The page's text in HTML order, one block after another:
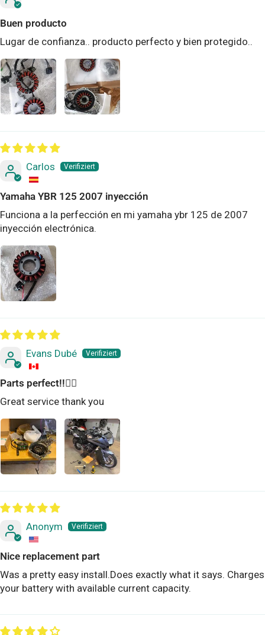
Buen producto
Lugar de confianza.. producto perfecto y bien protegido..
Carlos
Yamaha YBR 125 2007 inyección
Funciona a la perfección en mi yamaha ybr 125 de 2007
inyección electrónica.
Evans Dubé
Parts perfect!!👌🏻
Great service thank you
Anonym
Nice replacement part
Was a pretty easy install.Does exactly what it says. Charges
your battery with available current capacity.